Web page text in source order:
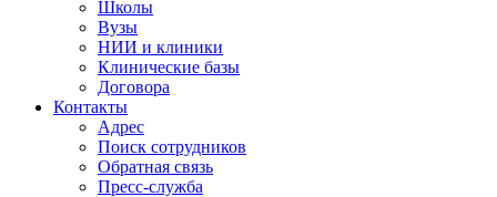
Школы
Вузы
НИИ и клиники
Клинические базы
Договора
Контакты
Адрес
Поиск сотрудников
Обратная связь
Пресс-служба